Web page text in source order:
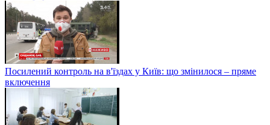
Посилений контроль на в'їздах у Київ: що змінилося – пряме
включення